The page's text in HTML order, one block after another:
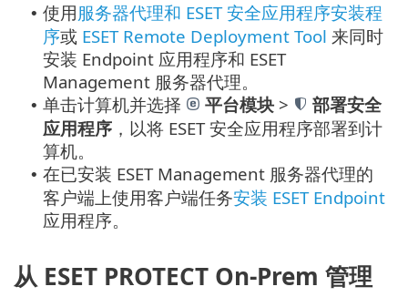
• 使用服务器代理和 ESET 安全应用程序安装程
序或 ESET Remote Deployment Tool 来同时
安装 Endpoint 应用程序和 ESET
Management 服务器代理。
• 单击计算机并选择 平台模块 >
部署安全
应用程序 ，以将 ESET 安全应用程序部署到计
算机。
• 在已安装 ESET Management 服务器代理的
客户端上使用客户端任务安装 ESET Endpoint
应用程序。
从 ESET PROTECT On-Prem 管理